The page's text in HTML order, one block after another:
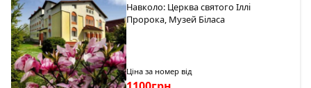
Навколо: Церква святого Іллі
Пророка, Музей Біласа
Ціна за номер від